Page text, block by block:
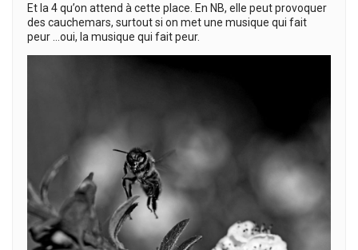
Et la 4 qu’on attend à cette place. En NB, elle peut provoquer
des cauchemars, surtout si on met une musique qui fait
peur …oui, la musique qui fait peur.